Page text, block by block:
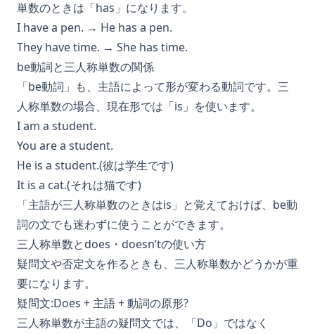
単数のときは「has」になります。
I have a pen. → He has a pen.
They have time. → She has time.
be動詞と三人称単数の関係
「be動詞」も、主語によって形が変わる動詞です。三
人称単数の場合、現在形では「is」を使います。
I am a student.
You are a student.
He is a student.(彼は学生です)
It is a cat.(それは猫です)
「主語が三人称単数のときはis」と覚えておけば、be動
詞の文でも迷わずに使うことができます。
三人称単数とdoes・doesn’tの使い方
疑問文や否定文を作るときも、三人称単数かどうかが重
要になります。
疑問文:Does + 主語 + 動詞の原形?
三人称単数が主語の疑問文では、「Do」ではなく